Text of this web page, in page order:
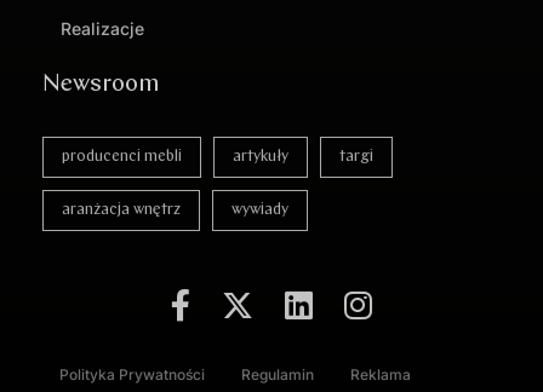
Realizacje
Newsroom
producenci mebli artykuły targi
aranżacja wnętrz wywiady
Polityka Prywatności Regulamin Reklama